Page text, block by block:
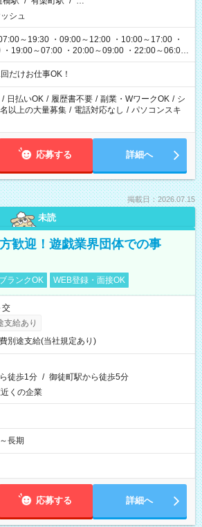
シュ
～19:30 ・09:00～12:00 ・10:00～17:00 ・
・19:00～07:00 ・20:00～09:00 ・22:00～06:00
フトはだけお仕事OK！
/ 日払いOK / 履歴書不要 / 副業・WワークOK / シ
以上の大量募集 / 電話対応なし / パソコンスキ
応募する 詳細へ
掲載日：2026.07.15
未読
歓迎！遊戯業界団体での事
ブランクOK WEB登録・面接OK
交
支給あり
別途支給(当社規定あり)
徒歩1分 / 御徒町駅から徒歩5分
くの企業
長期
応募する 詳細へ